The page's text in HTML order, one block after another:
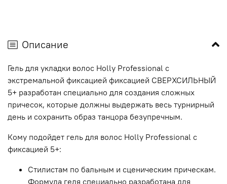
Описание
Гель для укладки волос Holly Professional с
экстремальной фиксацией фиксацией СВЕРХСИЛЬНЫЙ
5+ разработан специально для создания сложных
причесок, которые должны выдержать весь турнирный
день и сохранить образ танцора безупречным.
Кому подойдет гель для волос Holly Professional с
фиксацией 5+:
Стилистам по бальным и сценическим прическам.
Формула геля специально разработана для